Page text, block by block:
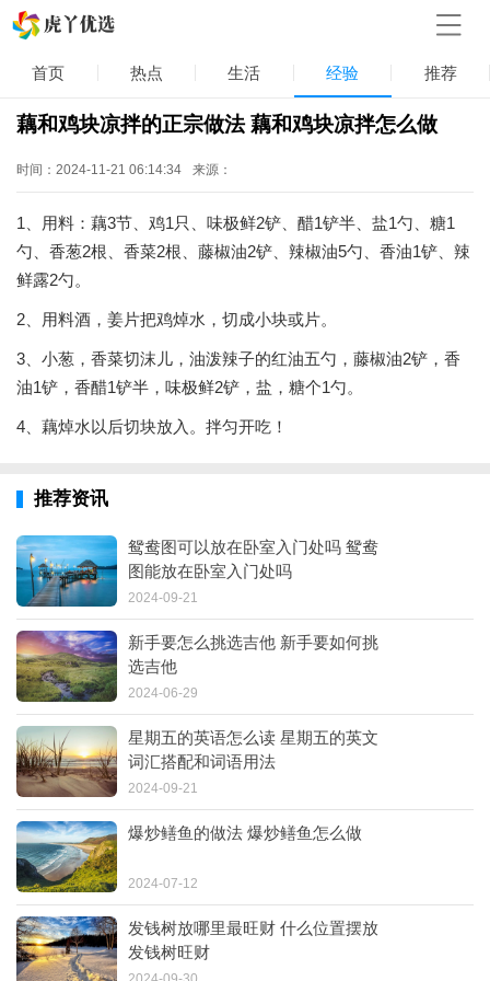
首页 热点 生活 经验 推荐
藕和鸡块凉拌的正宗做法 藕和鸡块凉拌怎么做
时间：2024-11-21 06:14:34 来源：
1、用料：藕3节、鸡1只、味极鲜2铲、醋1铲半、盐1勺、糖1
勺、香葱2根、香菜2根、藤椒油2铲、辣椒油5勺、香油1铲、辣
鲜露2勺。
2、用料酒，姜片把鸡焯水，切成小块或片。
3、小葱，香菜切沫儿，油泼辣子的红油五勺，藤椒油2铲，香
油1铲，香醋1铲半，味极鲜2铲，盐，糖个1勺。
4、藕焯水以后切块放入。拌匀开吃！
推荐资讯
鸳鸯图可以放在卧室入门处吗 鸳鸯
图能放在卧室入门处吗
2024-09-21
新手要怎么挑选吉他 新手要如何挑
选吉他
2024-06-29
星期五的英语怎么读 星期五的英文
词汇搭配和词语用法
2024-09-21
爆炒鳝鱼的做法 爆炒鳝鱼怎么做
2024-07-12
发钱树放哪里最旺财 什么位置摆放
发钱树旺财